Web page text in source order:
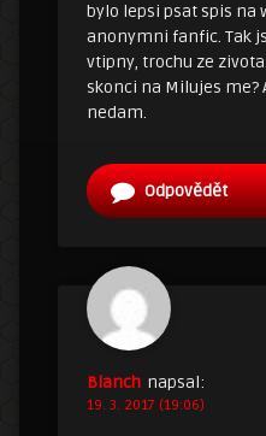
bylo lepsi psat spis na
anonymni fanfic. Tak
vtipny, trochu ze
skonci na Milujes me?
nedam.
Odpovědět
Blanch napsal:
19. 3. 2017 (19:06)